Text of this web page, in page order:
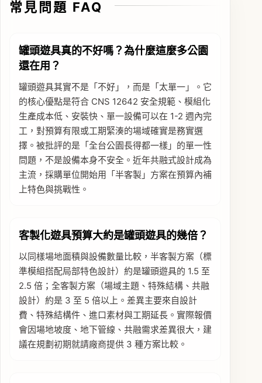
常見問題 FAQ
罐頭遊具真的不好嗎？為什麼這麼多公園
還在用？
罐頭遊具其實不是「不好」，而是「太單一」。它
的核心優點是符合 CNS 12642 安全規範、模組化
生產成本低、安裝快、單一設備可以在 1-2 週內完
工，對預算有限或工期緊湊的場域確實是務實選
擇。被批評的是「全台公園長得都一樣」的單一性
問題，不是設備本身不安全。近年共融式設計成為
主流，採購單位開始用「半客製」方案在預算內補
上特色與挑戰性。
客製化遊具預算大約是罐頭遊具的幾倍？
以同樣場地面積與設備數量比較，半客製方案（標
準模組搭配局部特色設計）約是罐頭遊具的 1.5 至
2.5 倍；全客製方案（場域主題、特殊結構、共融
設計）約是 3 至 5 倍以上。差異主要來自設計
費、特殊結構件、進口素材與工期延長。實際報價
會因場地坡度、地下管線、共融需求差異很大，建
議在規劃初期就請廠商提供 3 種方案比較。